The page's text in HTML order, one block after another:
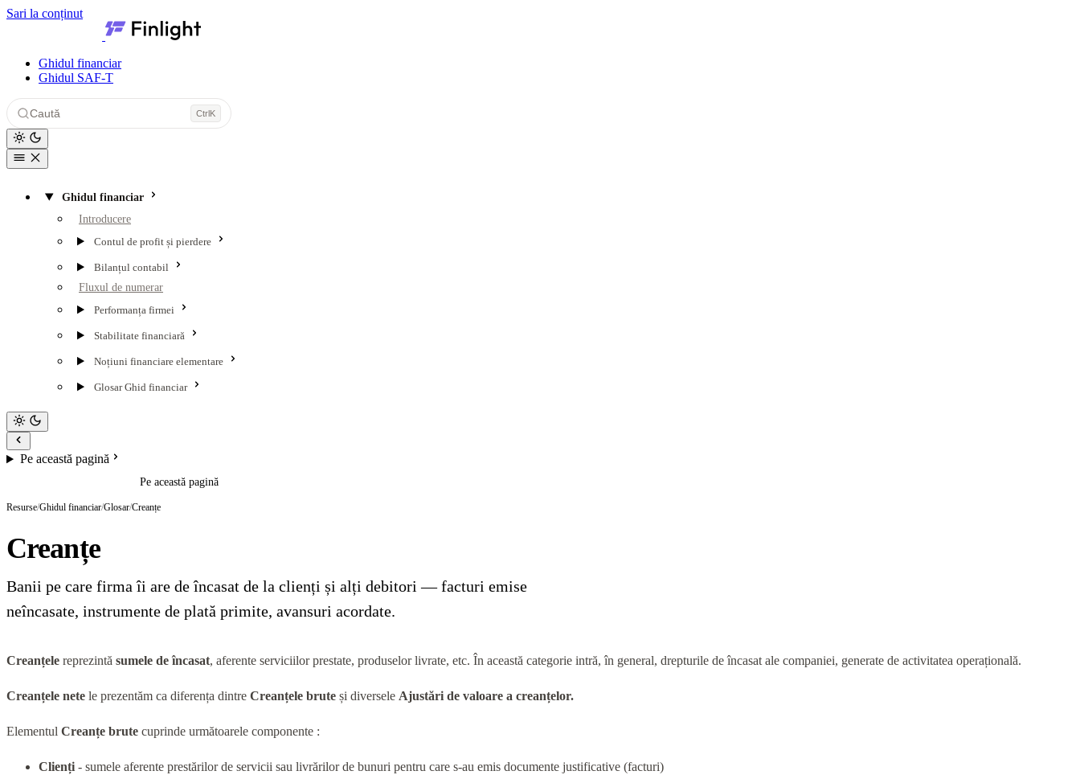
Sari la conținut
Finlight — Centru de resurse
Ghidul financiar
Ghidul SAF-T
Caută CtrlK
Ghidul financiar
Introducere
Contul de profit și pierdere
Bilanțul contabil
Fluxul de numerar
Performanța firmei
Stabilitate financiară
Noțiuni financiare elementare
Glosar Ghid financiar
Pe această pagină
Pe această pagină
Resurse/Ghidul financiar/Glosar/Creanțe
Creanțe
Banii pe care firma îi are de încasat de la clienți și alți debitori — facturi emise
neîncasate, instrumente de plată primite, avansuri acordate.
Creanțele reprezintă sumele de încasat, aferente serviciilor prestate, produselor livrate, etc. În această categorie intră, în general, drepturile de încasat ale companiei, generate de activitatea operațională.
Creanțele nete le prezentăm ca diferența dintre Creanțele brute și diversele Ajustări de valoare a creanțelor.
Elementul Creanțe brute cuprinde următoarele componente :
Clienți - sumele aferente prestărilor de servicii sau livrărilor de bunuri pentru care s-au emis documente justificative (facturi)